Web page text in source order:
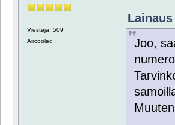
Viestejä: 509
Aircooled
Joo,